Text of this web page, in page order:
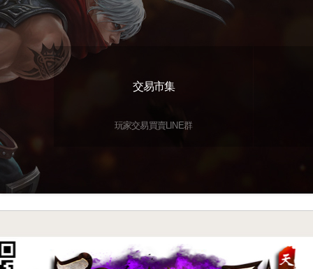
交易市集
玩家交易買賣LINE群
遊戲特色
尋憶特色系統介紹